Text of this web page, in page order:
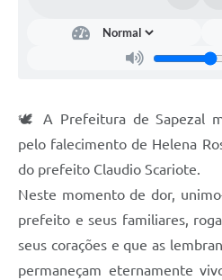
🕊️ A Prefeitura de Sapezal
pelo falecimento de Helena
do prefeito Claudio Scariote.
Neste momento de dor,
prefeito e seus familiares,
seus corações e que as
permaneçam eternamente